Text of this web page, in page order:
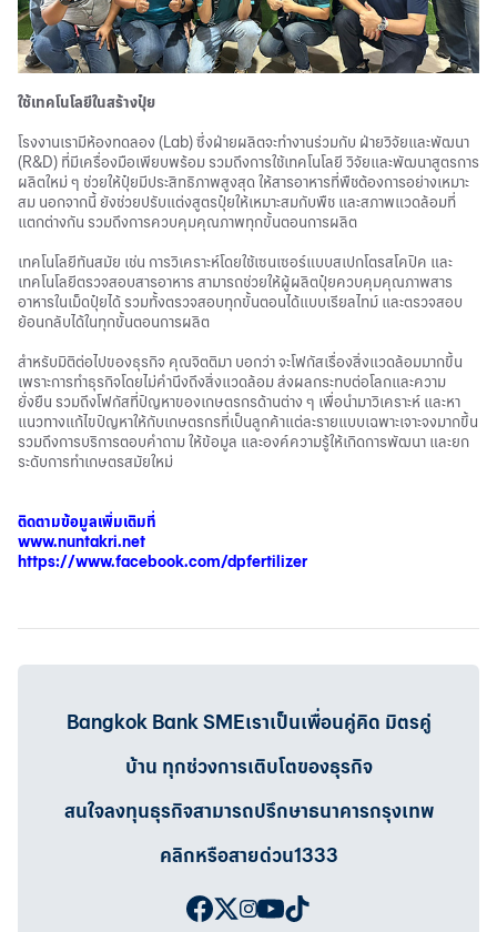
ใช้เทคโนโลยีในสร้างปุ๋ย
โรงงานเรามีห้องทดลอง (Lab) ซึ่งฝ่ายผลิตจะทำงานร่วมกับ ฝ่ายวิจัยและพัฒนา
(R&D) ที่มีเครื่องมือเพียบพร้อม รวมถึงการใช้เทคโนโลยี วิจัยและพัฒนาสูตรการ
ผลิตใหม่ ๆ ช่วยให้ปุ๋ยมีประสิทธิภาพสูงสุด ให้สารอาหารที่พืชต้องการอย่างเหมาะ
สม นอกจากนี้ ยังช่วยปรับแต่งสูตรปุ๋ยให้เหมาะสมกับพืช และสภาพแวดล้อมที่
แตกต่างกัน รวมถึงการควบคุมคุณภาพทุกขั้นตอนการผลิต
เทคโนโลยีทันสมัย เช่น การวิเคราะห์โดยใช้เซนเซอร์แบบสเปกโตรสโคปิค และ
เทคโนโลยีตรวจสอบสารอาหาร สามารถช่วยให้ผู้ผลิตปุ๋ยควบคุมคุณภาพสาร
อาหารในเม็ดปุ๋ยได้ รวมทั้งตรวจสอบทุกขั้นตอนได้แบบเรียลไทม์ และตรวจสอบ
ย้อนกลับได้ในทุกขั้นตอนการผลิต
สำหรับมิติต่อไปของธุรกิจ คุณจิตติมา บอกว่า จะโฟกัสเรื่องสิ่งแวดล้อมมากขึ้น
เพราะการทำธุรกิจโดยไม่คำนึงถึงสิ่งแวดล้อม ส่งผลกระทบต่อโลกและความ
ยั่งยืน รวมถึงโฟกัสที่ปัญหาของเกษตรกรด้านต่าง ๆ เพื่อนำมาวิเคราะห์ และหา
แนวทางแก้ไขปัญหาให้กับเกษตรกรที่เป็นลูกค้าแต่ละรายแบบเฉพาะเจาะจงมากขึ้น
รวมถึงการบริการตอบคำถาม ให้ข้อมูล และองค์ความรู้ให้เกิดการพัฒนา และยก
ระดับการทำเกษตรสมัยใหม่
ติดตามข้อมูลเพิ่มเติมที่
www.nuntakri.net
https://www.facebook.com/dpfertilizer
Bangkok Bank SMEเราเป็นเพื่อนคู่คิด มิตรคู่
บ้าน ทุกช่วงการเติบโตของธุรกิจ
สนใจลงทุนธุรกิจสามารถปรึกษาธนาคารกรุงเทพ
คลิกหรือสายด่วน1333